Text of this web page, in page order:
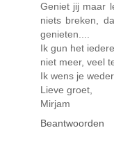
Geniet jij maar
niets breken,
genieten....
Ik gun het
niet meer, veel
Ik wens je
Lieve groet,
Mirjam
Beantwoorden